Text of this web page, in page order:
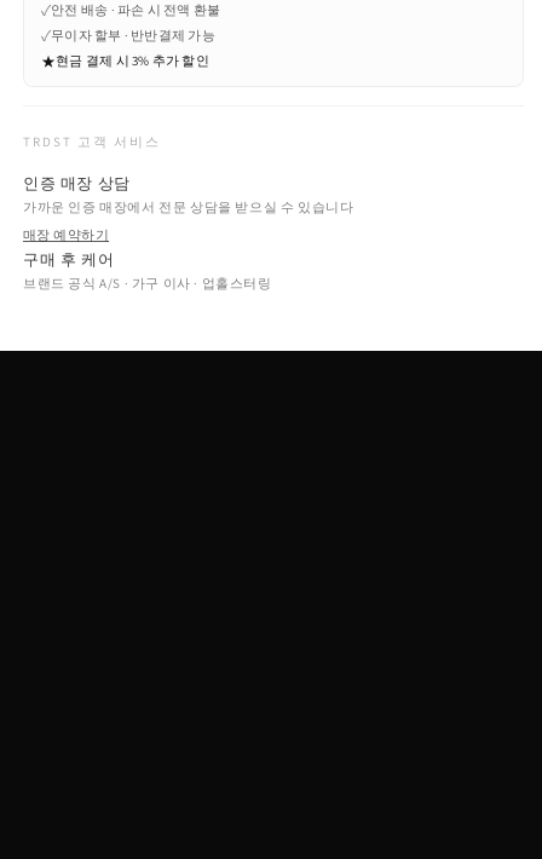
✓안전 배송 · 파손 시 전액 환불
✓무이자 할부 · 반반결제 가능
★현금 결제 시 3% 추가 할인
TRDST 고객 서비스
인증 매장 상담
가까운 인증 매장에서 전문 상담을 받으실 수 있습니다
매장 예약하기
구매 후 케어
브랜드 공식 A/S · 가구 이사 · 업홀스터링